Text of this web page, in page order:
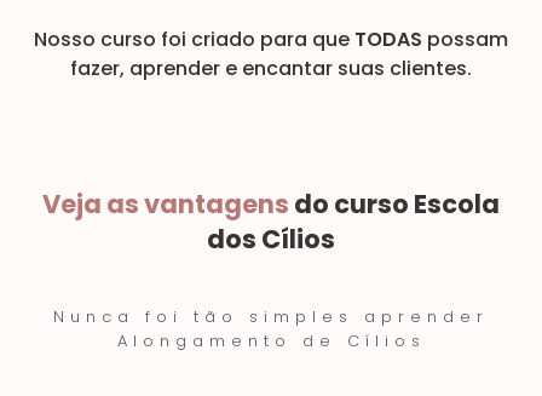
Nosso curso foi criado para que TODAS possam
fazer, aprender e encantar suas clientes.
Veja as vantagens do curso Escola
dos Cílios
Nunca foi tão simples aprender
Alongamento de Cílios